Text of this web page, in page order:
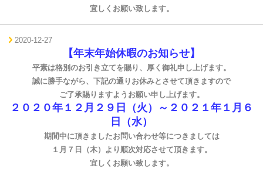
宜しくお願い致します。
2020-12-27
【年末年始休暇のお知らせ】
平素は格別のお引き立てを賜り、厚く御礼申し上げます。
誠に勝手ながら、下記の通りお休みとさせて頂きますので
ご了承賜りますようお願い申し上げます。
２０２０年１２月２９日（火）～２０２１年１月６
日（水）
期間中に頂きましたお問い合わせ等につきましては
１月７日（木）より順次対応させて頂きます。
宜しくお願い致します。